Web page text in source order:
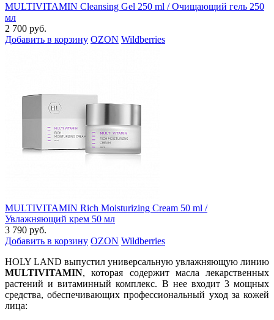
MULTIVITAMIN Cleansing Gel 250 ml / Очищающий гель 250
мл
2 700 руб.
Добавить в корзину OZON Wildberries
MULTIVITAMIN Rich Moisturizing Cream 50 ml /
Увлажняющий крем 50 мл
3 790 руб.
Добавить в корзину OZON Wildberries
HOLY LAND выпустил универсальную увлажняющую линию
MULTIVITAMIN, которая содержит масла лекарственных
растений и витаминный комплекс. В нее входит 3 мощных
средства, обеспечивающих профессиональный уход за кожей
лица: